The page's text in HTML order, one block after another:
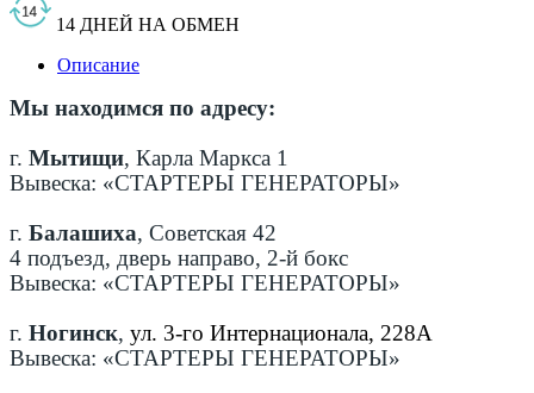
14 ДНЕЙ НА ОБМЕН
Описание
Мы находимся по адресу:
г. Мытищи, Карла Маркса 1
Вывеска: «СТАРТЕРЫ ГЕНЕРАТОРЫ»
г. Балашиха, Советская 42
4 подъезд, дверь направо, 2-й бокс
Вывеска: «СТАРТЕРЫ ГЕНЕРАТОРЫ»
г. Ногинск, ул. 3-го Интернационала, 228А
Вывеска: «СТАРТЕРЫ ГЕНЕРАТОРЫ»